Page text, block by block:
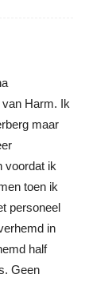
Harm. Ik
maar
voordat ik
toen ik
personeel
in
half
Geen